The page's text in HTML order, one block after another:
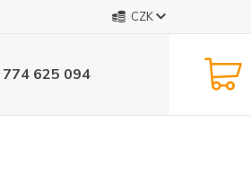
CZK
625 094